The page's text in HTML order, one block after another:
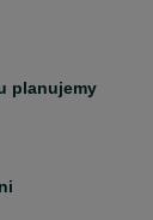
planujemy